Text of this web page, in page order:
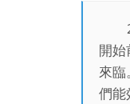
開
來
們能